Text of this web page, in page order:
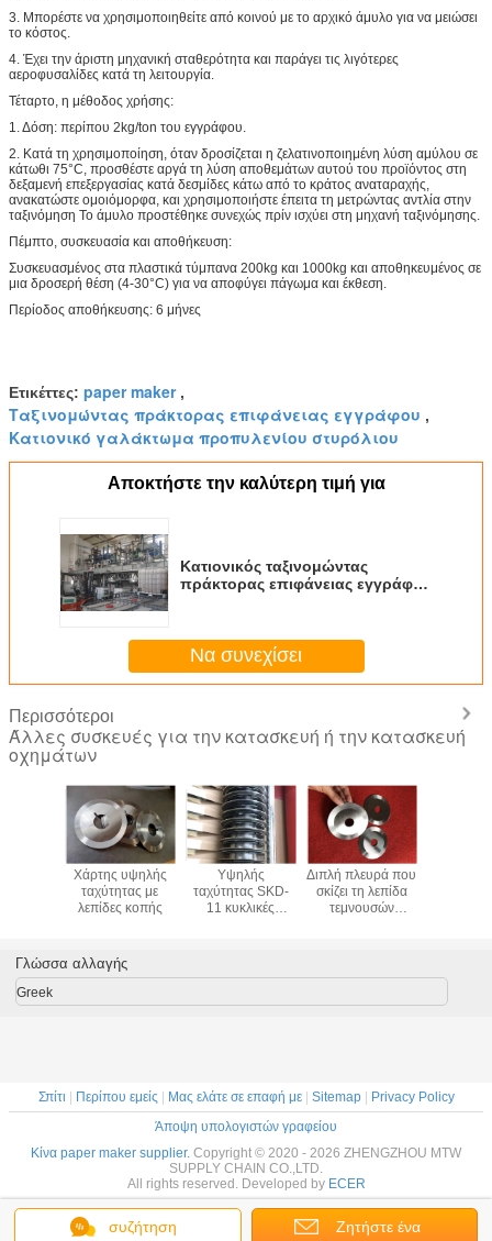
3. Μπορέστε να χρησιμοποιηθείτε από κοινού με το αρχικό άμυλο για να μειώσει
το κόστος.
4. Έχει την άριστη μηχανική σταθερότητα και παράγει τις λιγότερες
αεροφυσαλίδες κατά τη λειτουργία.
Τέταρτο, η μέθοδος χρήσης:
1. Δόση: περίπου 2kg/ton του εγγράφου.
2. Κατά τη χρησιμοποίηση, όταν δροσίζεται η ζελατινοποιημένη λύση αμύλου σε
κάτωθι 75°C, προσθέστε αργά τη λύση αποθεμάτων αυτού του προϊόντος στη
δεξαμενή επεξεργασίας κατά δεσμίδες κάτω από το κράτος αναταραχής,
ανακατώστε ομοιόμορφα, και χρησιμοποιήστε έπειτα τη μετρώντας αντλία στην
ταξινόμηση Το άμυλο προστέθηκε συνεχώς πρίν ισχύει στη μηχανή ταξινόμησης.
Πέμπτο, συσκευασία και αποθήκευση:
Συσκευασμένος στα πλαστικά τύμπανα 200kg και 1000kg και αποθηκευμένος σε
μια δροσερή θέση (4-30°C) για να αποφύγει πάγωμα και έκθεση.
Περίοδος αποθήκευσης: 6 μήνες
Ετικέττες: paper maker,
Ταξινομώντας πράκτορας επιφάνειας εγγράφου ,
Κατιονικό γαλάκτωμα προπυλενίου στυρόλιου
Αποκτήστε την καλύτερη τιμή για
Κατιονικός ταξινομώντας
πράκτορας επιφάνειας εγγράφου
Να συνεχίσει
Περισσότεροι
Άλλες συσκευές για την κατασκευή ή την κατασκευή
οχημάτων
τις
ουσίες
Χάρτης υψηλής
ταχύτητας με
λεπίδες κοπής
Υψηλής
ταχύτητας SKD-
11 κυκλικές
Διπλή πλευρά που
σκίζει τη λεπίδα
τεμνουσών
συζήτηση Ζητήστε ένα
Γλώσσα αλλαγής
Greek
Σπίτι | Περίπου εμείς | Μας ελάτε σε επαφή με| Sitemap| Privacy Policy
Άποψη υπολογιστών γραφείου
Κίνα paper maker supplier. Copyright © 2020 - 2026 ZHENGZHOU MTW
SUPPLY CHAIN CO.,LTD.
All rights reserved. Developed by ECER